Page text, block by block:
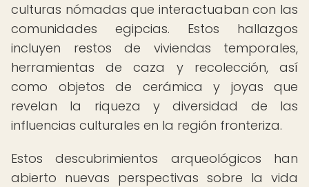
culturas nómadas que interactuaban con las
comunidades egipcias. Estos hallazgos
incluyen restos de viviendas temporales,
herramientas de caza y recolección, así
como objetos de cerámica y joyas que
revelan la riqueza y diversidad de las
influencias culturales en la región fronteriza.
Estos descubrimientos arqueológicos han
abierto nuevas perspectivas sobre la vida